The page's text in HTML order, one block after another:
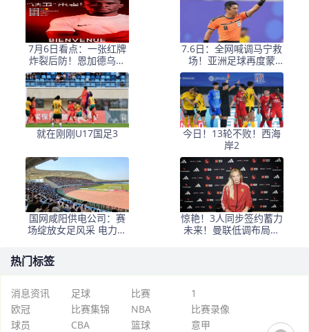
7月6日看点：一张红牌
炸裂后防！恩加德乌停
赛，重庆队的亚冠梦要
凉？
7.6日：全网喊调马宁救
场！亚洲足球再度蒙
羞，巴法之战裁判不作
为
就在刚刚U17国足3
今日！13轮不败！西海
岸2
国网咸阳供电公司：赛
场绽放女足风采 电力守
惊艳！3人同步签约蓄力
未来！曼联低调布局转
热门标签
消息资讯 足球 比赛
1
欧冠
比赛集锦 NBA
比赛录像
球员
CBA 篮球 意甲